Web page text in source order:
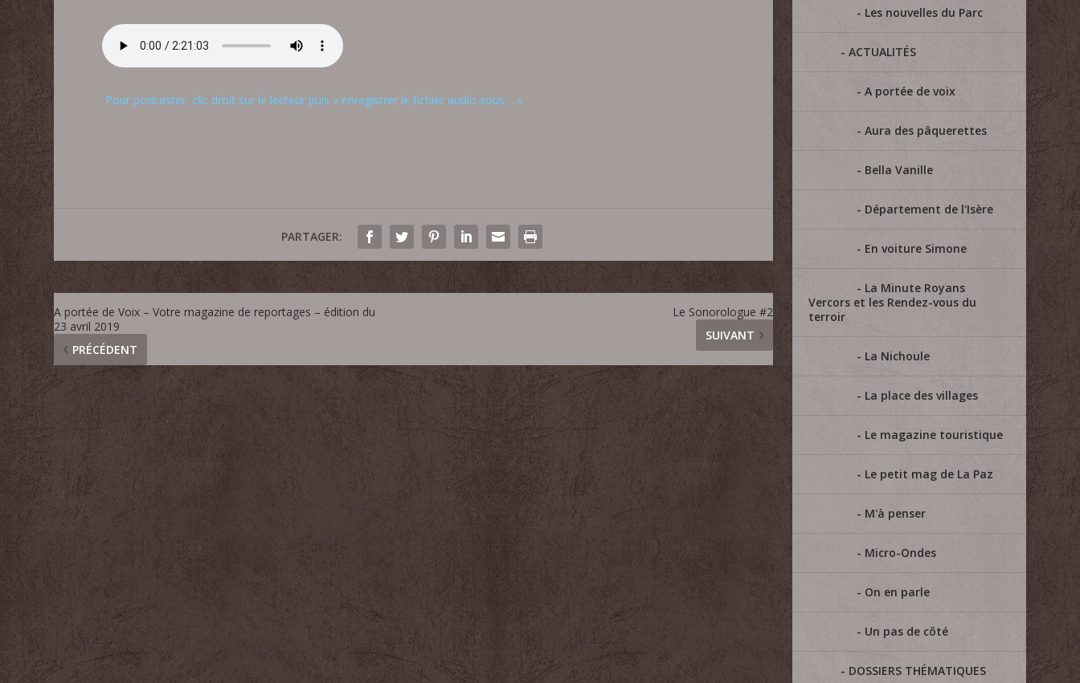
Pour podcaster, clic droit sur le lecteur puis « enregistrer le fichier audio sous… »
PARTAGER:
A portée de Voix – Votre magazine de reportages – édition du
23 avril 2019
PRÉCÉDENT
Le Sonorologue #2
SUIVANT
Les nouvelles du Parc
ACTUALITÉS
A portée de voix
Aura des pâquerettes
Bella Vanille
Département de l'Isère
En voiture Simone
La Minute Royans
Vercors et les Rendez-vous du
terroir
La Nichoule
La place des villages
Le magazine touristique
Le petit mag de La Paz
M'à penser
Micro-Ondes
On en parle
Un pas de côté
DOSSIERS THÉMATIQUES